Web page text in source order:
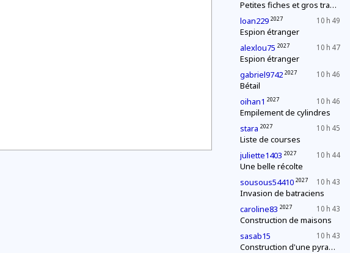
Petites fiches et gros travail
10 h 49
loan229 2027
Espion étranger
10 h 47
alexlou75 2027
Espion étranger
10 h 46
gabriel9742 2027
Bétail
10 h 46
oihan1 2027
Empilement de cylindres
10 h 45
stara 2027
Liste de courses
10 h 44
juliette1403 2027
Une belle récolte
10 h 43
sousous54410 2027
Invasion de batraciens
10 h 43
caroline83 2027
Construction de maisons
10 h 43
sasab15
Construction d'une pyramide